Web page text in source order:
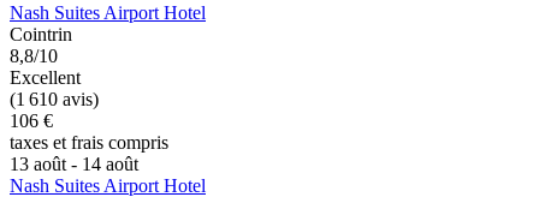
Nash Suites Airport Hotel
Cointrin
8,8/10
Excellent
(1 610 avis)
106 €
taxes et frais compris
13 août - 14 août
Nash Suites Airport Hotel